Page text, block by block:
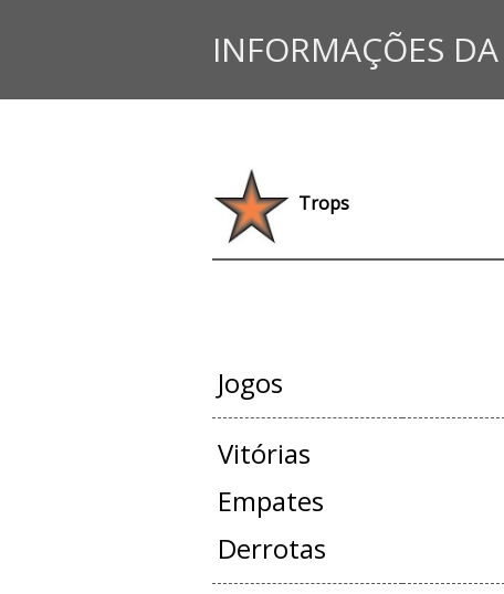
INFORMAÇÕES
Trops
Jogos
Vitórias
Empates
Derrotas